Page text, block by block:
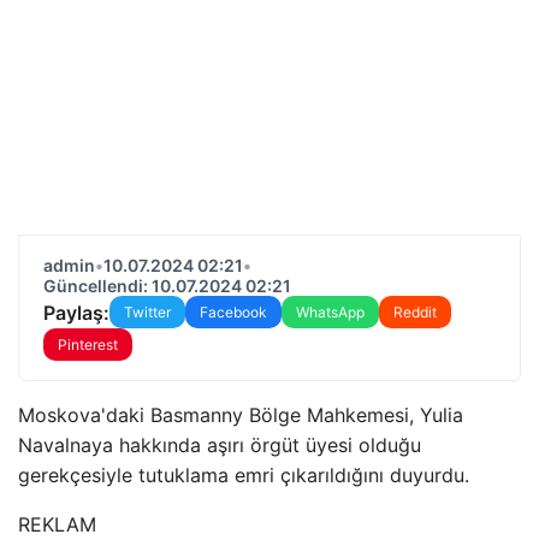
admin•10.07.2024 02:21•
Güncellendi: 10.07.2024 02:21
Paylaş: Twitter Facebook WhatsApp
Reddit
Pinterest
Moskova'daki Basmanny Bölge Mahkemesi, Yulia
Navalnaya hakkında aşırı örgüt üyesi olduğu
gerekçesiyle tutuklama emri çıkarıldığını duyurdu.
REKLAM